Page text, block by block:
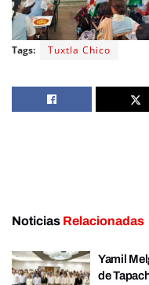
Tags: Tuxtla Chico
Noticias Relacionadas
Yamil
de